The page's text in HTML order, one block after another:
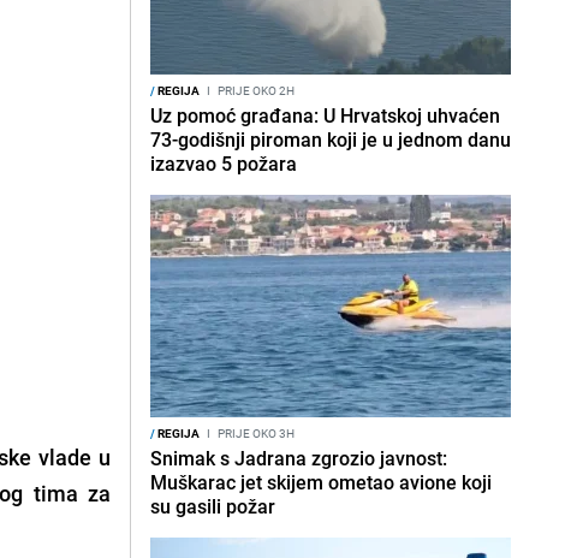
vlade u
tima za
/REGIJA I PRIJE OKO 2H
Uz pomoć građana: U Hrvatskoj uhvaćen
73-godišnji piroman koji je u jednom danu
izazvao 5 požara
/REGIJA I PRIJE OKO 3H
Snimak s Jadrana zgrozio javnost:
Muškarac jet skijem ometao avione koji
su gasili požar